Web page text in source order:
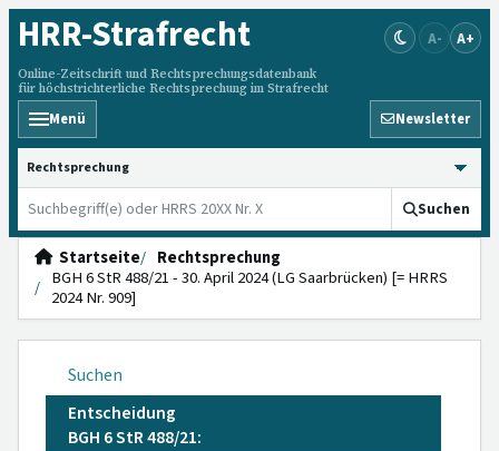
HRR-Strafrecht
Online-Zeitschrift und Rechtsprechungsdatenbank
für höchstrichterliche Rechtsprechung im Strafrecht
A- A+
Menü Newsletter
HRRS durchsuchen
Suchen
Startseite
Rechtsprechung
BGH 6 StR 488/21 - 30. April 2024 (LG Saarbrücken) [= HRRS
2024 Nr. 909]
Suchen
Entscheidung
BGH 6 StR 488/21: